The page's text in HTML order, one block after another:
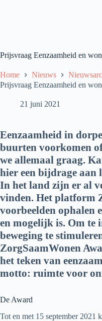
Prijsvraag Eenzaamheid en
Home Nieuws
Prijsvraag Eenzaamheid en
21 juni 2021
Eenzaamheid in
buurten voorkomen
we allemaal graag.
hier een bijdrage aan
In het land zijn er al
vinden. Het platform
voorbeelden ophalen
en mogelijk is. Om te
beweging te
ZorgSaamWonen
het teken van
motto: ruimte voor
De Award
Tot en met 15 september 2021